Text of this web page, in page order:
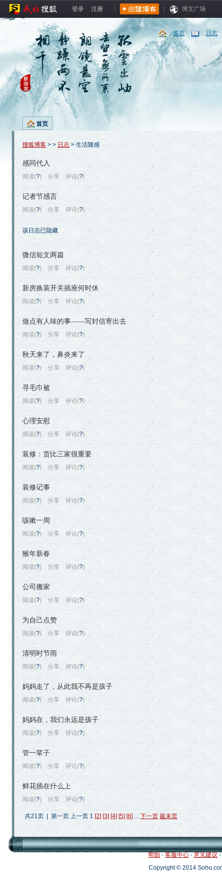
登录 注册 博文广场
首页 日志
首页
搜狐博客 > > 日志 > 生活随感
感同代入
阅读(?) 分享 评论(?)
记者节感言
阅读(?) 分享 评论(?)
该日志已隐藏
微信短文两篇
阅读(?) 分享 评论(?)
新房换装开关插座何时休
阅读(?) 分享 评论(?)
做点有人味的事——写封信寄出去
阅读(?) 分享 评论(?)
秋天来了，鼻炎来了
阅读(?) 分享 评论(?)
寻毛巾被
阅读(?) 分享 评论(?)
心理安慰
阅读(?) 分享 评论(?)
装修：货比三家很重要
阅读(?) 分享 评论(?)
装修记事
阅读(?) 分享 评论(?)
咳嗽一周
阅读(?) 分享 评论(?)
猴年新春
阅读(?) 分享 评论(?)
公司搬家
阅读(?) 分享 评论(?)
为自己点赞
阅读(?) 分享 评论(?)
清明时节雨
阅读(?) 分享 评论(?)
妈妈走了，从此我不再是孩子
阅读(?) 分享 评论(?)
妈妈在，我们永远是孩子
阅读(?) 分享 评论(?)
管一辈子
阅读(?) 分享 评论(?)
鲜花插在什么上
阅读(?) 分享 评论(?)
共21页 | 第一页 上一页 1 [2] [3] [4] [5] [6] ... 下一页 最末页
帮助 - 客服中心 - 意见建议 -
Copyright © 2014